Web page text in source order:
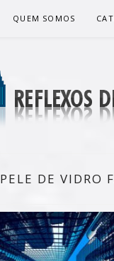
QUEM SOMOS
PELE DE VIDRO